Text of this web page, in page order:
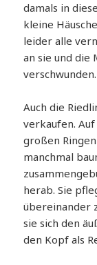
damals in
kleine
leider alle
an sie und die
verschwunden.
Auch die
verkaufen.
großen
manchmal
herab. Sie
übereinander
sie sich den
den Kopf als